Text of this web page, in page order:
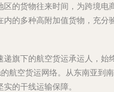
的货物往来时间，为跨境电
的多种高附加值货物，充分
旗下的航空货运承运人，始
航空货运网络。从东南亚到
的干线运输保障。